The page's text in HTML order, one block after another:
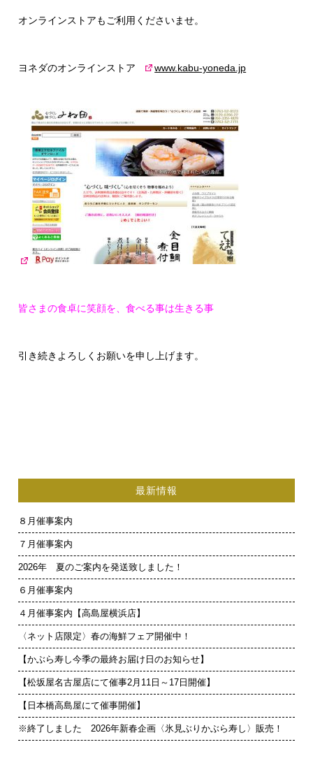
オンラインストアもご利用くださいませ。
ヨネダのオンラインストア www.kabu-yoneda.jp
皆さまの食卓に笑顔を、食べる事は生きる事
引き続きよろしくお願いを申し上げます。
最新情報
８月催事案内
７月催事案内
2026年 夏のご案内を発送致しました！
６月催事案内
４月催事案内【高島屋横浜店】
〈ネット店限定〉春の海鮮フェア開催中！
【かぶら寿し今季の最終お届け日のお知らせ】
【松坂屋名古屋店にて催事2月11日～17日開催】
【日本橋高島屋にて催事開催】
※終了しました 2026年新春企画〈氷見ぶりかぶら寿し〉販売！